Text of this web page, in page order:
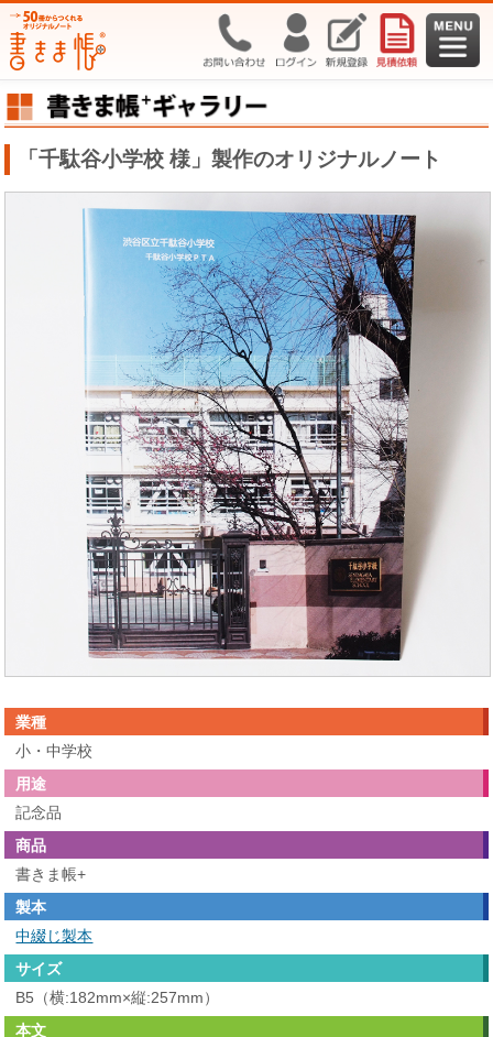
「千駄谷小学校 様」製作のオリジナルノート
業種
小・中学校
用途
記念品
商品
書きま帳+
製本
中綴じ製本
サイズ
B5（横:182mm×縦:257mm）
本文